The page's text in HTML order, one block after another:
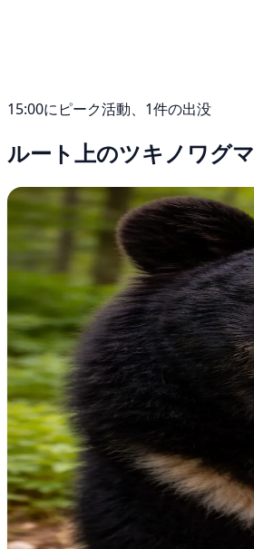
15:00にピーク活動、1件の出没
ルート上のツキノワグマ